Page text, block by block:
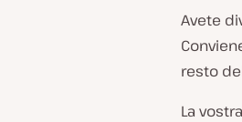
Avete
resto
La